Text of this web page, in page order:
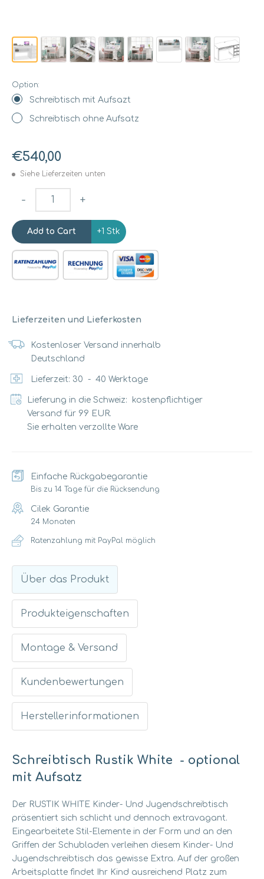
Option:
Schreibtisch mit Aufsazt
Schreibtisch ohne Aufsatz
€540,00
Siehe Lieferzeiten unten
- +
+1 Stk
Lieferzeiten und Lieferkosten
Kostenloser Versand innerhalb
Deutschland
Lieferzeit: 30 - 40 Werktage
Lieferung in die Schweiz: kostenpflichtiger
Versand für 99 EUR.
Sie erhalten verzollte Ware
Einfache Rückgabegarantie
Bis zu 14 Tage für die Rücksendung
Cilek Garantie
24 Monaten
Ratenzahlung mit PayPal möglich
Über das Produkt
Schreibtisch Rustik White - optional
mit Aufsatz
Der RUSTIK WHITE Kinder- Und Jugendschreibtisch
präsentiert sich schlicht und dennoch extravagant.
Eingearbeitete Stil-Elemente in der Form und an den
Griffen der Schubladen verleihen diesem Kinder- Und
Jugendschreibtisch das gewisse Extra. Auf der großen
Arbeitsplatte findet Ihr Kind ausreichend Platz zum
Produkteigenschaften
Montage & Versand
Kundenbewertungen
Herstellerinformationen